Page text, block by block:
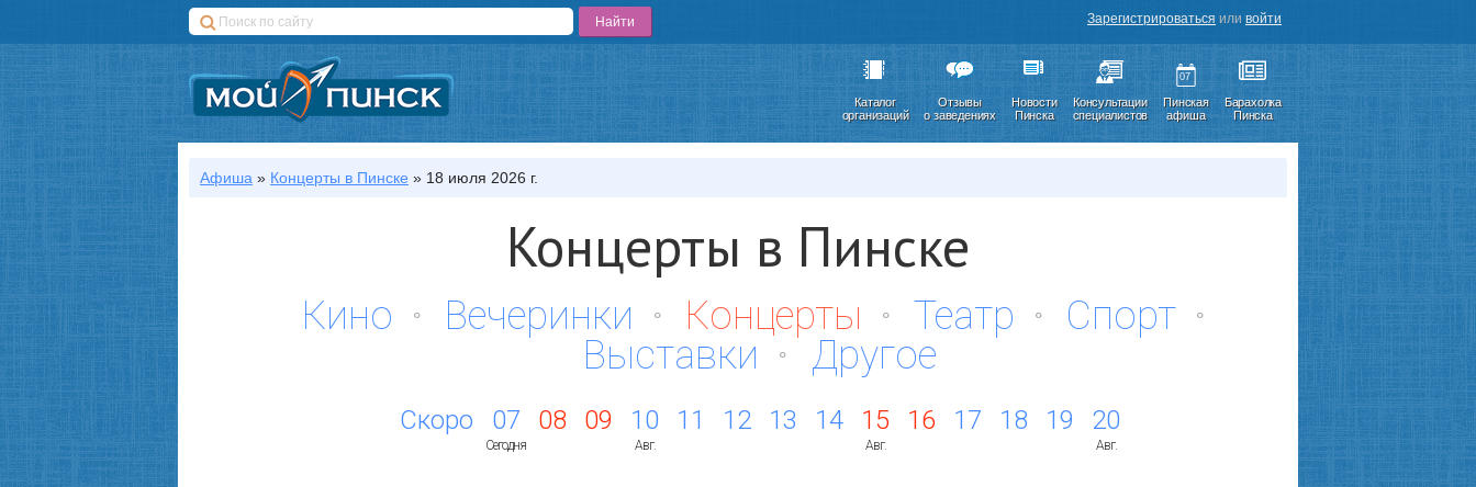
Зарегистрироваться или войти
Каталог
организаций
Отзывы
о заведениях
Новости
Пинска
Консультации
специалистов
07
Пинская
афиша
Барахолка
Пинска
Афиша » Концерты в Пинске » 18 июля 2026 г.
Концерты в Пинске
Кино Вечеринки Концерты Театр
Спорт
Выставки
Другое
Скоро 07
Сегодня
08 09 10
Авг.
11 12 13 14 15
Авг.
16 17 18 19 20
Авг.